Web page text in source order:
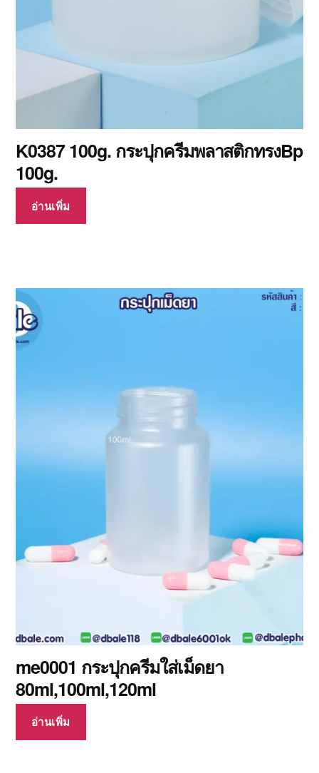
K0387 100g. กระปุกครีมพลาสติกทรงBp
100g.
อ่านเพิ่ม
me0001 กระปุกครีมใส่เม็ดยา
80ml,100ml,120ml
อ่านเพิ่ม